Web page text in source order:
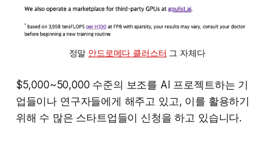
정말 안드로메다 클러스터 그 자체다
$5,000~50,000 수준의 보조를 AI 프로젝트하는 기
업들이나 연구자들에게 해주고 있고, 이를 활용하기
위해 수 많은 스타트업들이 신청을 하고 있습니다.